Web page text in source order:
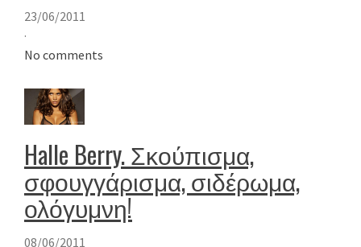
23/06/2011
·
No comments
Halle Berry. Σκούπισμα,
σφουγγάρισμα, σιδέρωμα,
ολόγυμνη!
08/06/2011